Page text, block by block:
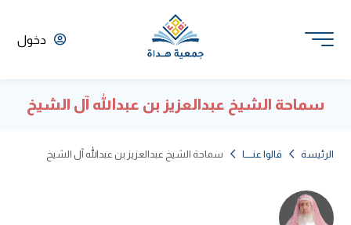
دخول
سماحة الشيخ عبدالعزيز بن عبدالله آل الشيخ
الرئيسة قالوا عنـــــا سماحة الشيخ عبدالعزيز بن عبدالله آل الشيخ